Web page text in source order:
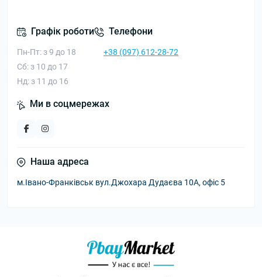
Графік роботи
Пн-Пт: з 9 до 18
Сб: з 10 до 17
Нд: з 11 до 16
Телефони
+38 (097) 612-28-72
Ми в соцмережах
Наша адреса
м.Івано-Франківськ вул.Джохара Дудаєва 10А, офіс 5